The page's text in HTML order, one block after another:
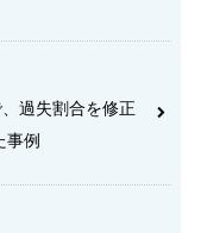
過失割合を修正
事例